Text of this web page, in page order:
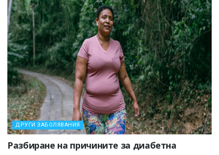
ДРУГИ ЗАБОЛЯВАНИЯ
Разбиране на причините за диабетна